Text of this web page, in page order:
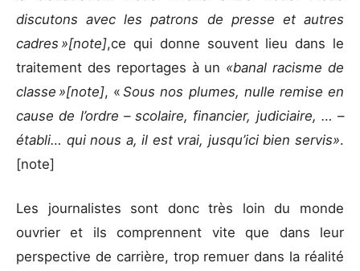
discutons avec les patrons de presse et autres
cadres »[note],ce qui donne souvent lieu dans le
traitement des reportages à un «banal racisme de
classe »[note], «Sous nos plumes, nulle remise en
cause de l’ordre – scolaire, financier, judiciaire, … –
établi… qui nous a, il est vrai, jusqu’ici bien servis».
[note]
Les journalistes sont donc très loin du monde
ouvrier et ils comprennent vite que dans leur
perspective de carrière, trop remuer dans la réalité